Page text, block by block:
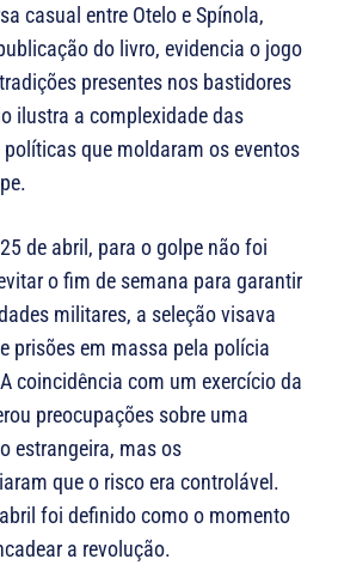
casual entre Otelo e Spínola,
do livro, evidencia o jogo
presentes nos bastidores
ilustra a complexidade das
que moldaram os eventos
de abril, para o golpe não foi
o fim de semana para garantir
militares, a seleção visava
prisões em massa pela polícia
coincidência com um exercício da
preocupações sobre uma
estrangeira, mas os
que o risco era controlável.
foi definido como o momento
a revolução.